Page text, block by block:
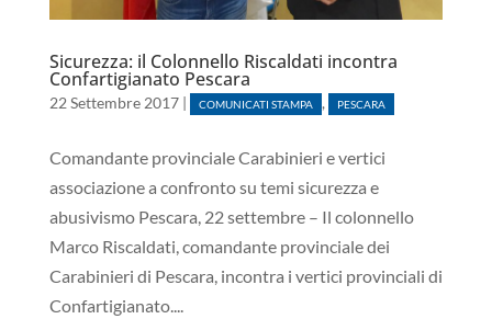
Sicurezza: il Colonnello Riscaldati incontra
Confartigianato Pescara
22 Settembre 2017| COMUNICATI STAMPA , PESCARA
Comandante provinciale Carabinieri e vertici
associazione a confronto su temi sicurezza e
abusivismo Pescara, 22 settembre – Il colonnello
Marco Riscaldati, comandante provinciale dei
Carabinieri di Pescara, incontra i vertici provinciali di
Confartigianato....